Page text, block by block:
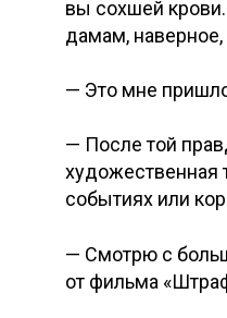
вы сохшей
дамам,
— Это мне
— После той
художественная
событиях или
— Смотрю с
от фильма